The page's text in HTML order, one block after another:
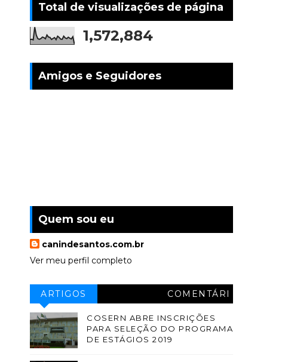
Total de visualizações de página
1,572,884
Amigos e Seguidores
Quem sou eu
canindesantos.com.br
Ver meu perfil completo
ARTIGOS
COMENTÁRI
OS
COSERN ABRE INSCRIÇÕES
PARA SELEÇÃO DO PROGRAMA
DE ESTÁGIOS 2019